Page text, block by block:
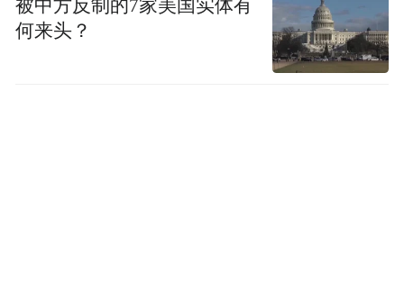
被中方反制的7家美国实体有
何来头？